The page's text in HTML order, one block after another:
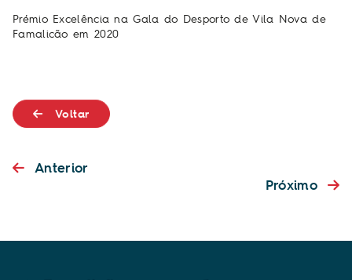
Prémio Excelência na Gala do Desporto de Vila Nova de
Famalicão em 2020
Voltar
Anterior
Próximo